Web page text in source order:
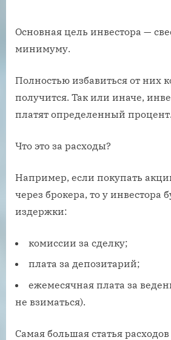
Основная цель инвестора —
минимуму.
Полностью избавиться от них
получится. Так или иначе,
платят определенный процент.
Что это за расходы?
Например, если покупать
через брокера, то у инвестора
издержки:
комиссии за сделку;
плата за депозитарий;
ежемесячная плата за
не взиматься).
Самая большая статья